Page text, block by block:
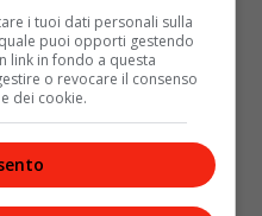
i tuoi dati personali sulla
puoi opporti gestendo
link in fondo a questa
o revocare il consenso
dei cookie.